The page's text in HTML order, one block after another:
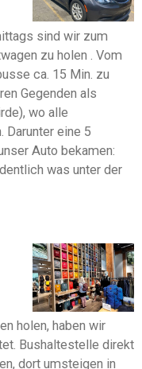
sind wir zum
zu holen . Vom
ca. 15 Min. zu
Gegenden als
wo alle
Darunter eine 5
Auto bekamen:
was unter der
holen, haben wir
Bushaltestelle direkt
dort umsteigen in